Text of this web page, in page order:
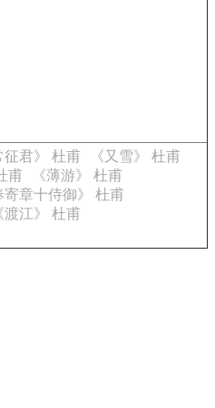
征君》 杜甫
《又雪》 杜甫
甫
《薄游》 杜甫
寄章十侍御》 杜甫
渡江》 杜甫